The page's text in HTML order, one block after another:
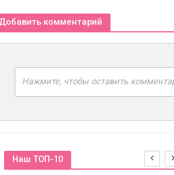
Добавить комментарий
Нажмите, чтобы оставить
Наш ТОП-10